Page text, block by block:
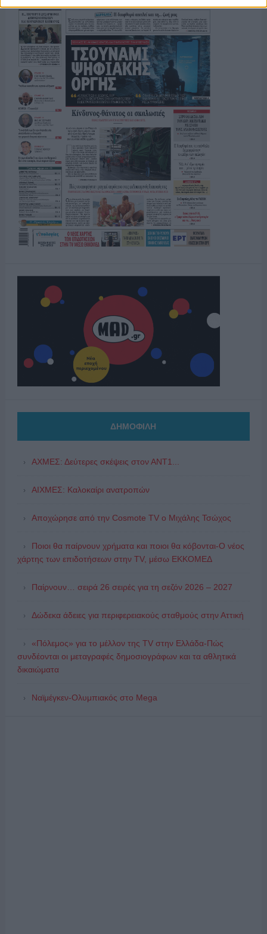
ΔΗΜΟΦΙΛΗ
ΑΧΜΕΣ: Δεύτερες σκέψεις στον ΑΝΤ1...
ΑΙΧΜΕΣ: Καλοκαίρι ανατροπών
Αποχώρησε από την Cosmote TV o Μιχάλης Τσώχος
Ποιοι θα παίρνουν χρήματα και ποιοι θα κόβονται-Ο νέος
χάρτης των επιδοτήσεων στην TV, μέσω ΕΚΚΟΜΕΔ
Παίρνουν… σειρά 26 σειρές για τη σεζόν 2026 – 2027
Δώδεκα άδειες για περιφερειακούς σταθμούς στην Αττική
«Πόλεμος» για το μέλλον της TV στην Ελλάδα-Πώς
συνδέονται οι μεταγραφές δημοσιογράφων και τα αθλητικά
δικαιώματα
Ναϊμέγκεν-Ολυμπιακός στο Mega